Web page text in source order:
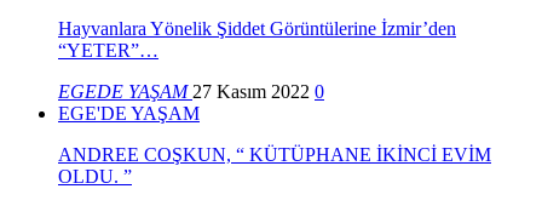
Hayvanlara Yönelik Şiddet Görüntülerine İzmir’den
“YETER”…
EGEDE YAŞAM27 Kasım 2022 0
EGE'DE YAŞAM
ANDREE COŞKUN, “ KÜTÜPHANE İKİNCİ EVİM
OLDU. ”